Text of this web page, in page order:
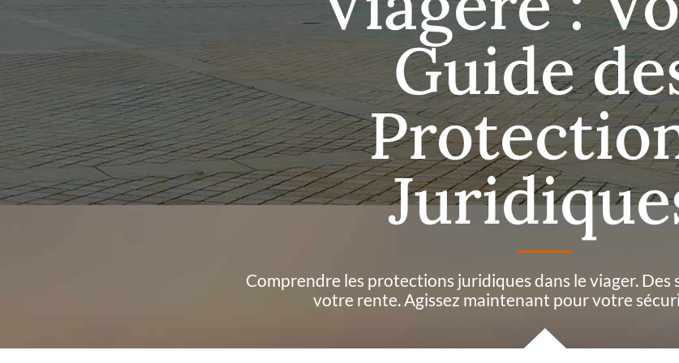
Guide
Comprendre les protections juridiques dans le viager.
votre rente. Agissez maintenant pour votre